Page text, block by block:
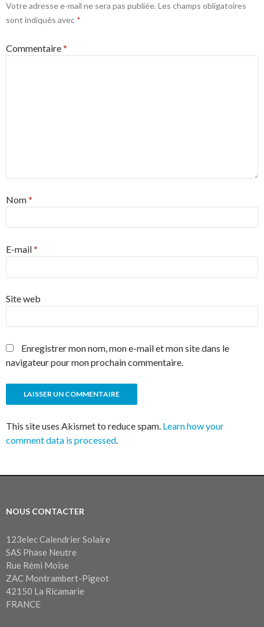
Votre adresse e-mail ne sera pas publiée. Les champs obligatoires
sont indiqués avec *
Commentaire*
Nom*
E-mail*
Site web
Enregistrer mon nom, mon e-mail et mon site dans le
navigateur pour mon prochain commentaire.
This site uses Akismet to reduce spam. Learn how your
comment data is processed.
NOUS CONTACTER
123elec Calendrier Solaire
SAS Phase Neutre
Rue Rémi Moïse
ZAC Montrambert-Pigeot
42150 La Ricamarie
FRANCE